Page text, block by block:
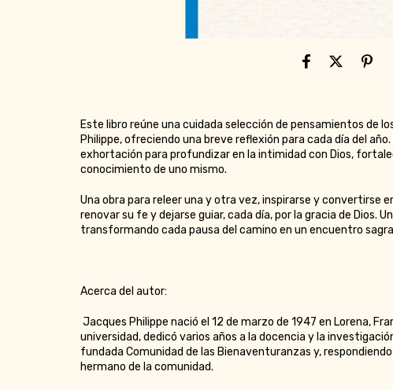
Este libro reúne una cuidada selección de pensamientos de
Philippe, ofreciendo una breve reflexión para cada día del
exhortación para profundizar en la intimidad con Dios,
conocimiento de uno mismo.
Una obra para releer una y otra vez, inspirarse y convertirse
renovar su fe y dejarse guiar, cada día, por la gracia de Dios.
transformando cada pausa del camino en un encuentro
Acerca del autor:
Jacques Philippe nació el 12 de marzo de 1947 en Lorena,
universidad, dedicó varios años a la docencia y la
fundada Comunidad de las Bienaventuranzas y,
hermano de la comunidad.